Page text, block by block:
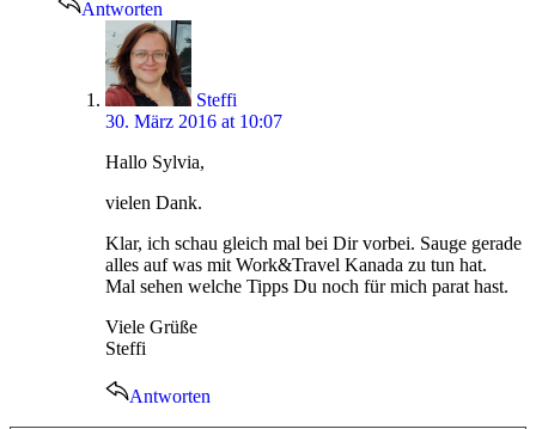
Antworten
says:
Steffi
30. März 2016 at 10:07
Hallo Sylvia,
vielen Dank.
Klar, ich schau gleich mal bei Dir vorbei. Sauge gerade
alles auf was mit Work&Travel Kanada zu tun hat.
Mal sehen welche Tipps Du noch für mich parat hast.
Viele Grüße
Steffi
Antworten